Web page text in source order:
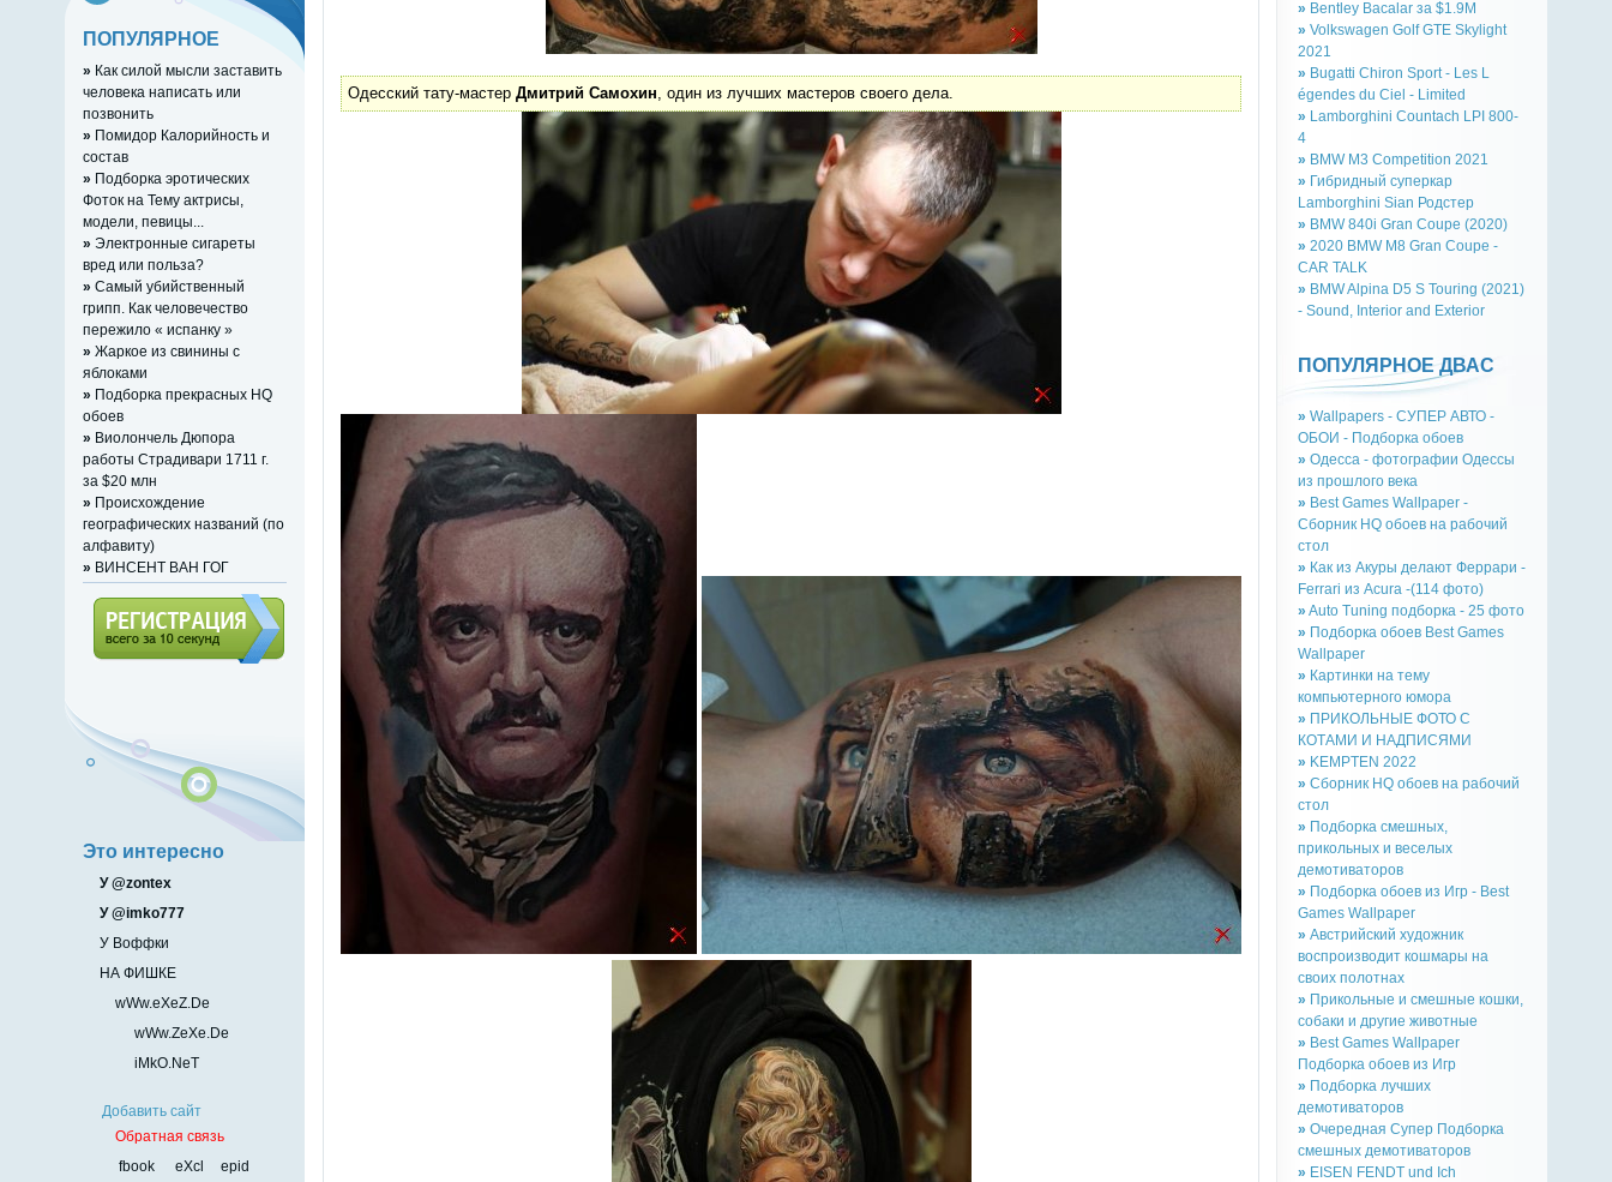
Одесский тату-мастер Дмитрий Самохин, один из лучших мастеров своего дела.
» Bentley Bacalar за $1.9M
» Volkswagen Golf GTE Skylight
2021
» Bugatti Chiron Sport - Les L
égendes du Ciel - Limited
» Lamborghini Countach LPI 800-
4
» BMW M3 Competition 2021
» Гибридный суперкар
Lamborghini Sian Родстер
» BMW 840i Gran Coupe (2020)
» 2020 BMW M8 Gran Coupe -
CAR TALK
» BMW Alpina D5 S Touring (2021)
- Sound, Interior and Exterior
ПОПУЛЯРНОЕ ДВАС
» Wallpapers - СУПЕР АВТО -
ОБОИ - Подборка обоев
» Одесса - фотографии Одессы
из прошлого века
» Best Games Wallpaper -
Сборник HQ обоев на рабочий
стол
» Как из Акуры делают Феррари -
Ferrari из Acura -(114 фото)
» Auto Tuning подборка - 25 фото
» Подборка обоев Best Games
Wallpaper
» Картинки на тему
компьютерного юмора
» ПРИКОЛЬНЫЕ ФОТО С
КОТАМИ И НАДПИСЯМИ
» KEMPTEN 2022
» Сборник HQ обоев на рабочий
стол
» Подборка смешных,
прикольных и веселых
демотиваторов
» Подборка обоев из Игр - Best
Games Wallpaper
» Австрийский художник
воспроизводит кошмары на
своих полотнах
» Прикольные и смешные кошки,
собаки и другие животные
» Best Games Wallpaper
Подборка обоев из Игр
» Подборка лучших
демотиваторов
» Очередная Супер Подборка
смешных демотиваторов
» EISEN FENDT und Ich
ПОПУЛЯРНОЕ
» Как силой мысли заставить
человека написать или
позвонить
» Помидор Калорийность и
состав
» Подборка эротических
Фоток на Тему актрисы,
модели, певицы...
» Электронные сигареты
вред или польза?
» Самый убийственный
грипп. Как человечество
пережило « испанку »
» Жаркое из свинины с
яблоками
» Подборка прекрасных HQ
обоев
» Виолончель Дюпора
работы Страдивари 1711 г.
за $20 млн
» Происхождение
географических названий (по
алфавиту)
» ВИНСЕНТ ВАН ГОГ
Это интересно
У @zontex
У @imko777
У Воффки
НА ФИШКЕ
wWw.eXeZ.De
wWw.ZeXe.De
iMkO.NeT
Добавить сайт
Обратная связь
fbook
eXcl
epid